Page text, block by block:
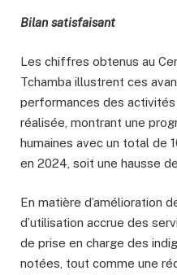
Bilan satisfaisant
Les chiffres obtenus au
Tchamba illustrent ces
performances des
réalisée, montrant une
humaines avec un total de
en 2024, soit une hausse
En matière d’amélioration
d’utilisation accrue des
de prise en charge des
notées, tout comme une